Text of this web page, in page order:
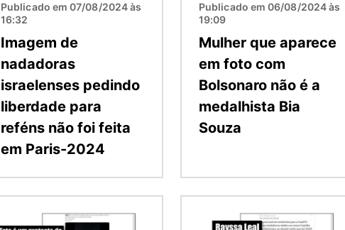
Publicado em 07/08/2024 às
16:32
Imagem de
nadadoras
israelenses pedindo
liberdade para
reféns não foi feita
em Paris-2024
Publicado em 06/08/2024 às
19:09
Mulher que aparece
em foto com
Bolsonaro não é a
medalhista Bia
Souza